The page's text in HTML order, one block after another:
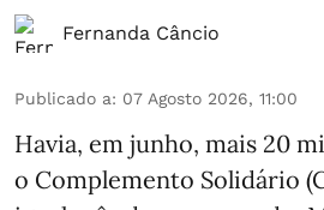
Fernanda Câncio
Publicado a: 07 Agosto 2026, 11:00
Havia, em junho, mais 20
o Complemento Solidário